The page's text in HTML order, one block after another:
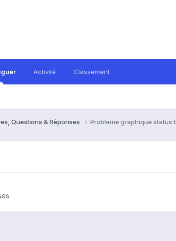
Activité Classement
Questions & Réponses Probleme graphique status